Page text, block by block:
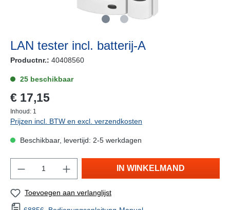
LAN tester incl. batterij-A
Productnr.: 40408560
25 beschikbaar
€ 17,15
Inhoud: 1
Prijzen incl. BTW en excl. verzendkosten
Beschikbaar, levertijd: 2-5 werkdagen
IN WINKELMAND
Toevoegen aan verlanglijst